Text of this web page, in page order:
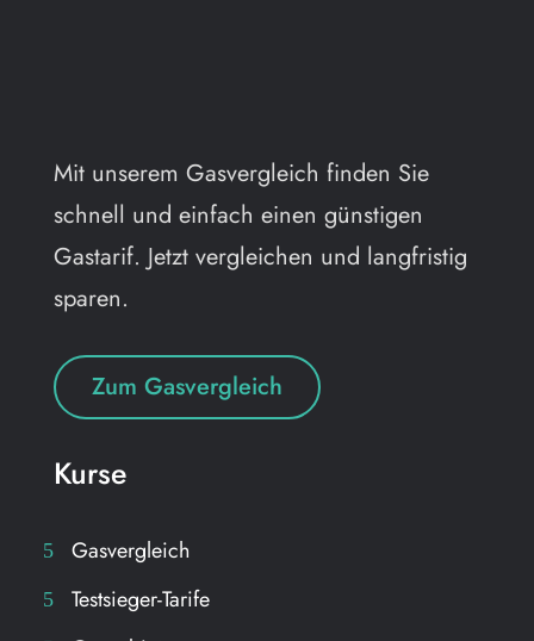
Mit unserem Gasvergleich finden Sie
schnell und einfach einen günstigen
Gastarif. Jetzt vergleichen und langfristig
sparen.
Zum Gasvergleich
Kurse
Gasvergleich
Testsieger-Tarife